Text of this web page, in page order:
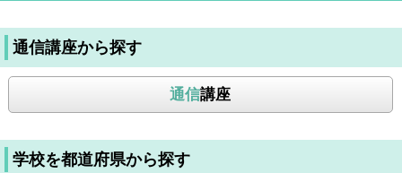
通信講座から探す
通信講座
学校を都道府県から探す